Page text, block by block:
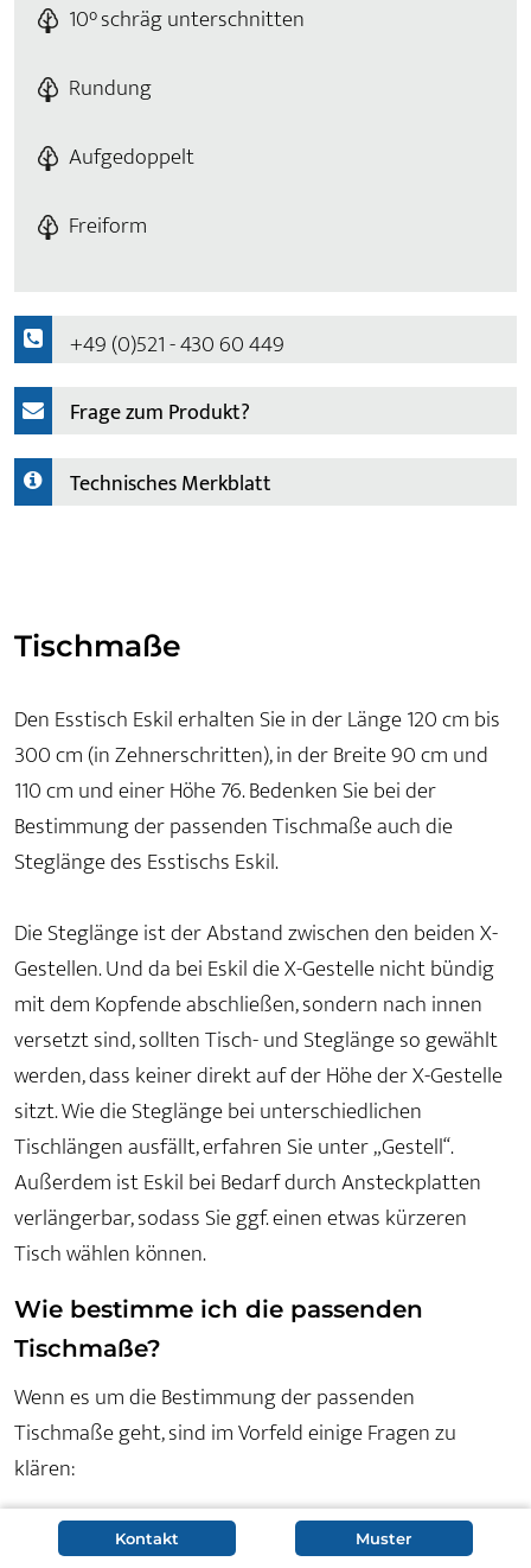
10° schräg unterschnitten
Rundung
Aufgedoppelt
Freiform
+49 (0)521 - 430 60 449
Frage zum Produkt?
Technisches Merkblatt
Tischmaße
Den Esstisch Eskil erhalten Sie in der Länge 120 cm bis
300 cm (in Zehnerschritten), in der Breite 90 cm und
110 cm und einer Höhe 76. Bedenken Sie bei der
Bestimmung der passenden Tischmaße auch die
Steglänge des Esstischs Eskil.
Die Steglänge ist der Abstand zwischen den beiden X-
Gestellen. Und da bei Eskil die X-Gestelle nicht bündig
mit dem Kopfende abschließen, sondern nach innen
versetzt sind, sollten Tisch- und Steglänge so gewählt
werden, dass keiner direkt auf der Höhe der X-Gestelle
sitzt. Wie die Steglänge bei unterschiedlichen
Tischlängen ausfällt, erfahren Sie unter „Gestell“.
Außerdem ist Eskil bei Bedarf durch Ansteckplatten
verlängerbar, sodass Sie ggf. einen etwas kürzeren
Tisch wählen können.
Wie bestimme ich die passenden
Tischmaße?
Wenn es um die Bestimmung der passenden
Tischmaße geht, sind im Vorfeld einige Fragen zu
klären:
Wie viele Personen werden den Tisch in der Regel
Kontakt Muster